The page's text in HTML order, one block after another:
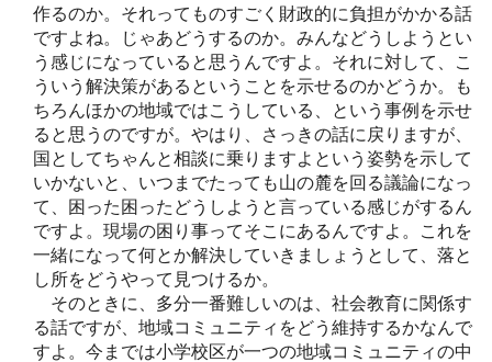
作るのか。それってものすごく財政的に負担がかかる話
ですよね。じゃあどうするのか。みんなどうしようとい
う感じになっていると思うんですよ。それに対して、こ
ういう解決策があるということを示せるのかどうか。も
ちろんほかの地域ではこうしている、という事例を示せ
ると思うのですが。やはり、さっきの話に戻りますが、
国としてちゃんと相談に乗りますよという姿勢を示して
いかないと、いつまでたっても山の麓を回る議論になっ
て、困った困ったどうしようと言っている感じがするん
ですよ。現場の困り事ってそこにあるんですよ。これを
一緒になって何とか解決していきましょうとして、落と
し所をどうやって見つけるか。
そのときに、多分一番難しいのは、社会教育に関係す
る話ですが、地域コミュニティをどう維持するかなんで
すよ。今までは小学校区が一つの地域コミュニティの中